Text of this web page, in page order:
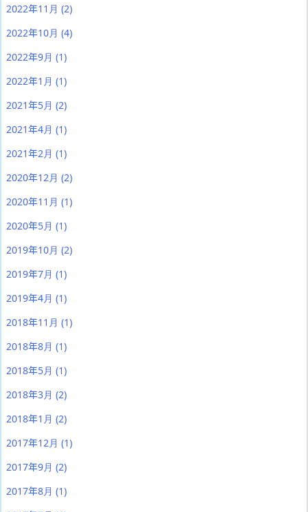
2022年11月 (2)
2022年10月 (4)
2022年9月 (1)
2022年1月 (1)
2021年5月 (2)
2021年4月 (1)
2021年2月 (1)
2020年12月 (2)
2020年11月 (1)
2020年5月 (1)
2019年10月 (2)
2019年7月 (1)
2019年4月 (1)
2018年11月 (1)
2018年8月 (1)
2018年5月 (1)
2018年3月 (2)
2018年1月 (2)
2017年12月 (1)
2017年9月 (2)
2017年8月 (1)